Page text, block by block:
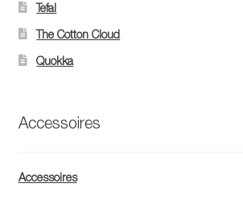
Tefal
The Cotton Cloud
Quokka
Accessoires
Accessoires